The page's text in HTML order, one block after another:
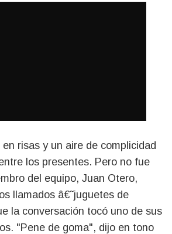
risas y un aire de complicidad
los presentes. Pero no fue
del equipo, Juan Otero,
llamados â€˜juguetes de
la conversación tocó uno de sus
"Pene de goma", dijo en tono